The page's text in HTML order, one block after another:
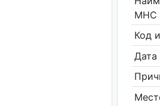
МНС
Код
Дата